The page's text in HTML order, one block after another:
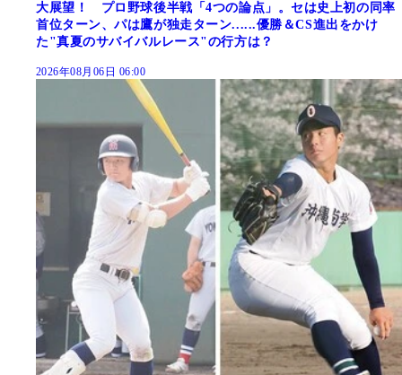
大展望！ プロ野球後半戦「4つの論点」。セは史上初の同率
首位ターン、パは鷹が独走ターン......優勝＆CS進出をかけ
た"真夏のサバイバルレース"の行方は？
2026年08月06日 06:00